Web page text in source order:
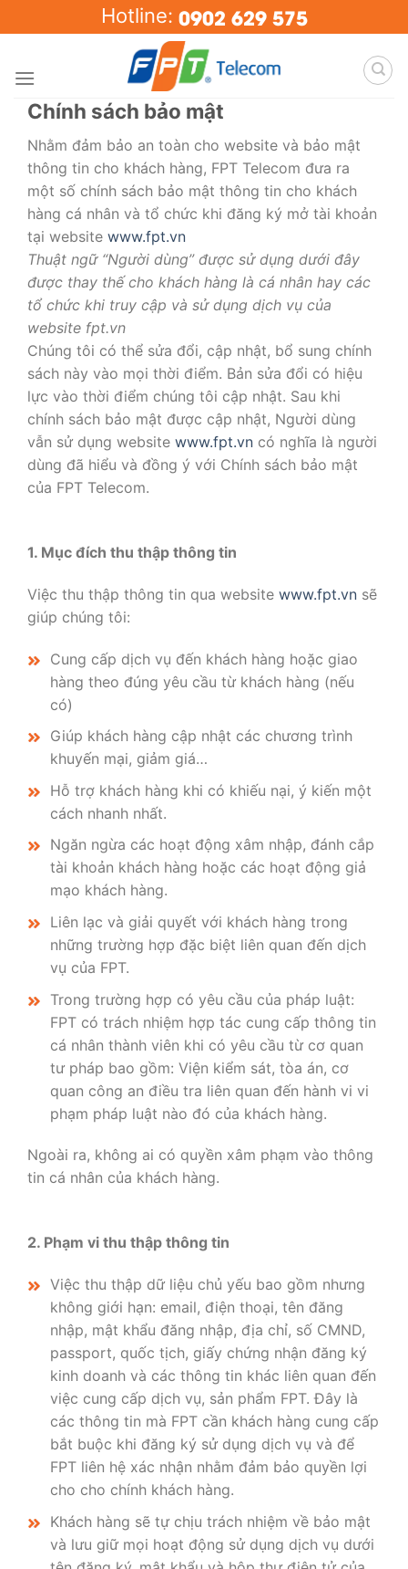
to
Hotline: 0902 629 575
Chính sách bảo mật
Nhằm đảm bảo an toàn cho website và bảo mật
thông tin cho khách hàng, FPT Telecom đưa ra
một số chính sách bảo mật thông tin cho khách
hàng cá nhân và tổ chức khi đăng ký mở tài khoản
tại website www.fpt.vn
Thuật ngữ “Người dùng” được sử dụng dưới đây
được thay thế cho khách hàng là cá nhân hay các
tổ chức khi truy cập và sử dụng dịch vụ của
website fpt.vn
Chúng tôi có thể sửa đổi, cập nhật, bổ sung chính
sách này vào mọi thời điểm. Bản sửa đổi có hiệu
lực vào thời điểm chúng tôi cập nhật. Sau khi
chính sách bảo mật được cập nhật, Người dùng
vẫn sử dụng website www.fpt.vn có nghĩa là người
dùng đã hiểu và đồng ý với Chính sách bảo mật
của FPT Telecom.
1. Mục đích thu thập thông tin
Việc thu thập thông tin qua website www.fpt.vn sẽ
giúp chúng tôi:
Cung cấp dịch vụ đến khách hàng hoặc giao
hàng theo đúng yêu cầu từ khách hàng (nếu
có)
Giúp khách hàng cập nhật các chương trình
khuyến mại, giảm giá…
Hỗ trợ khách hàng khi có khiếu nại, ý kiến một
cách nhanh nhất.
Ngăn ngừa các hoạt động xâm nhập, đánh cắp
tài khoản khách hàng hoặc các hoạt động giả
mạo khách hàng.
Liên lạc và giải quyết với khách hàng trong
những trường hợp đặc biệt liên quan đến dịch
vụ của FPT.
Trong trường hợp có yêu cầu của pháp luật:
FPT có trách nhiệm hợp tác cung cấp thông tin
cá nhân thành viên khi có yêu cầu từ cơ quan
tư pháp bao gồm: Viện kiểm sát, tòa án, cơ
quan công an điều tra liên quan đến hành vi vi
phạm pháp luật nào đó của khách hàng.
Ngoài ra, không ai có quyền xâm phạm vào thông
tin cá nhân của khách hàng.
2. Phạm vi thu thập thông tin
Việc thu thập dữ liệu chủ yếu bao gồm nhưng
không giới hạn: email, điện thoại, tên đăng
nhập, mật khẩu đăng nhập, địa chỉ, số CMND,
passport, quốc tịch, giấy chứng nhận đăng ký
kinh doanh và các thông tin khác liên quan đến
việc cung cấp dịch vụ, sản phẩm FPT. Đây là
các thông tin mà FPT cần khách hàng cung cấp
bắt buộc khi đăng ký sử dụng dịch vụ và để
FPT liên hệ xác nhận nhằm đảm bảo quyền lợi
cho cho chính khách hàng.
Khách hàng sẽ tự chịu trách nhiệm về bảo mật
và lưu giữ mọi hoạt động sử dụng dịch vụ dưới